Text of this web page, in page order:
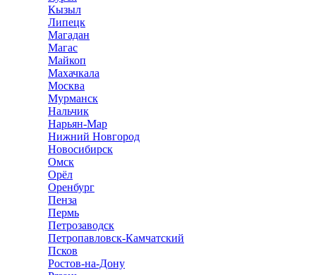
Кызыл
Липецк
Магадан
Магас
Майкоп
Махачкала
Москва
Мурманск
Нальчик
Нарьян-Мар
Нижний Новгород
Новосибирск
Омск
Орёл
Оренбург
Пенза
Пермь
Петрозаводск
Петропавловск-Камчатский
Псков
Ростов-на-Дону